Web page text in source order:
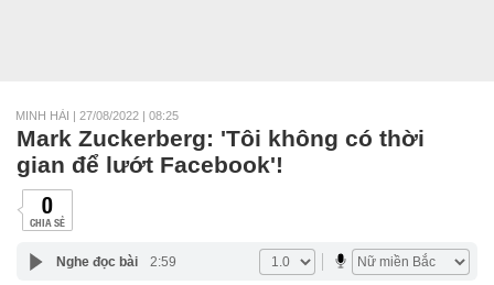
MINH HẢI | 27/08/2022 | 08:25
Mark Zuckerberg: 'Tôi không có thời
gian để lướt Facebook'!
0
CHIA SẺ
Nghe đọc bài 2:59